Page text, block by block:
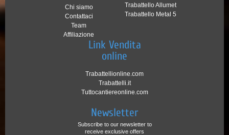
Chi siamo
Contattaci
Team
Affiliazione
Trabattello Allumet
Trabattello Metal 5
Link Vendita
online
Trabattellionline.com
Trabattelli.it
Tuttocantiereonline.com
Newsletter
Subscribe to our newsletter to
receive exclusive offers